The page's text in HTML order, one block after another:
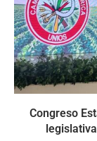
Congreso